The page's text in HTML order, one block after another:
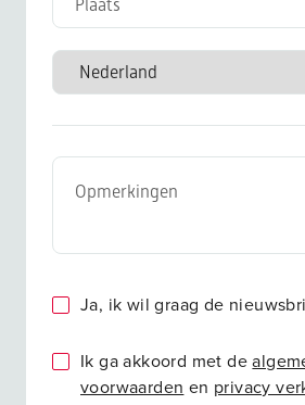
Ja, ik wil graag de
Ik ga akkoord met de
voorwaarden en privacy